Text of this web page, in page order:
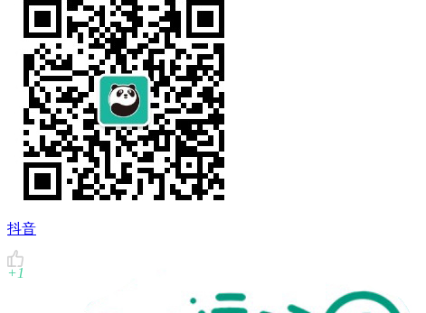
QQ空間
複製鏈結
+1
抖音